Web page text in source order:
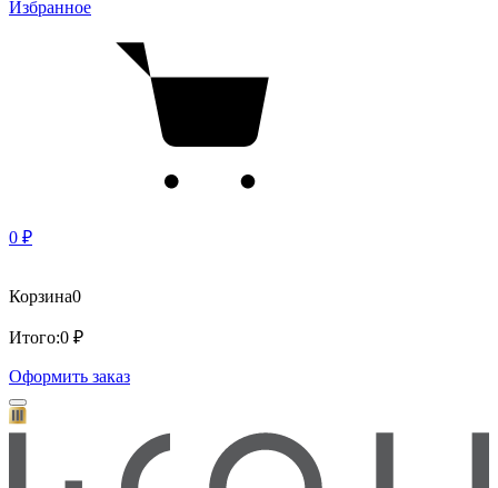
Избранное
0 ₽
Корзина0
Итого:0 ₽
Оформить заказ